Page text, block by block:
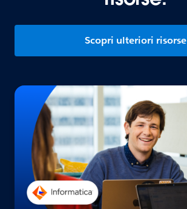
Scopri ulteriori risorse